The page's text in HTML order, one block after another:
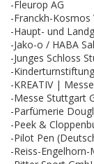
-Fleurop AG
-Franckh-Kosmos
-Haupt- und
-Jako-o / HABA
-Junges Schloss
-
-KREATIV |
-Messe Stuttgart
-Parfümerie
-Peek &
-Pilot Pen
-Reiss-